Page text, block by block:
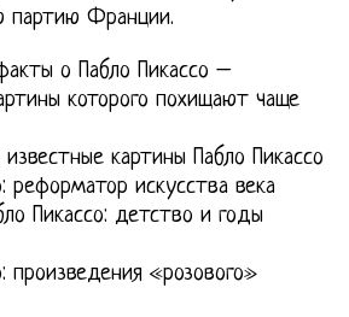
партию Франции.
о Пабло Пикассо –
которого похищают чаще
картины Пабло Пикассо
реформатор искусства века
Пикассо: детство и годы
произведения «розового»